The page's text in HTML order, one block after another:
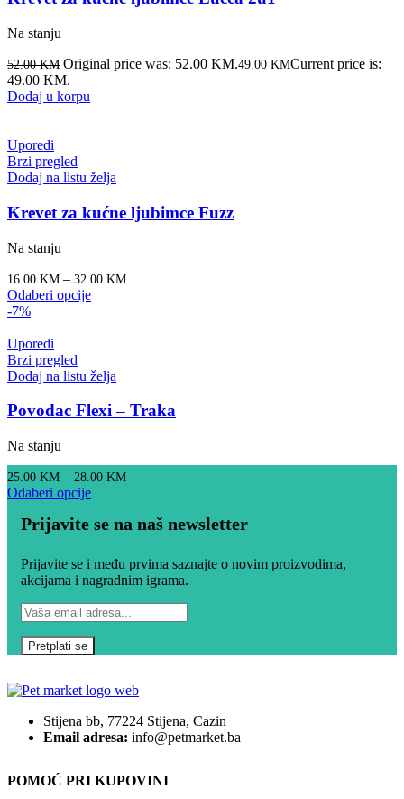
Na stanju
52.00KM Original price was: 52.00 KM.49.00 KMCurrent price is:
49.00 KM.
Dodaj u korpu
Uporedi
Brzi pregled
Dodaj na listu želja
Krevet za kućne ljubimce Fuzz
Na stanju
16.00 KM – 32.00 KM
Odaberi opcije
-7%
Uporedi
Brzi pregled
Dodaj na listu želja
Povodac Flexi – Traka
Na stanju
25.00 KM – 28.00 KM
Odaberi opcije
Prijavite se na naš newsletter
Prijavite se i među prvima saznajte o novim proizvodima,
akcijama i nagradnim igrama.
Stijena bb, 77224 Stijena, Cazin
Email adresa: info@petmarket.ba
POMOĆ PRI KUPOVINI